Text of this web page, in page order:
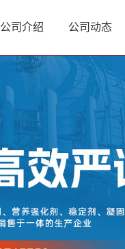
公司介绍 公司动态